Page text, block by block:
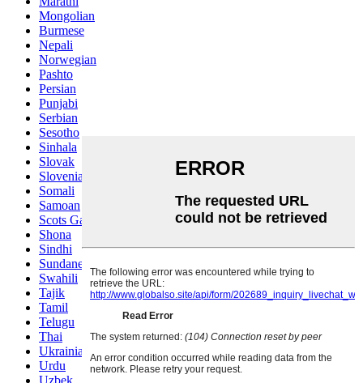
Mongolian
Burmese
Nepali
Norwegian
Pashto
Persian
Punjabi
Serbian
Sesotho
Sinhala
Slovak
Slovenian
Somali
Samoan
Scots Gaelic
Shona
Sindhi
Sundanese
Swahili
Tajik
Tamil
Telugu
Thai
Ukrainian
Urdu
Uzbek